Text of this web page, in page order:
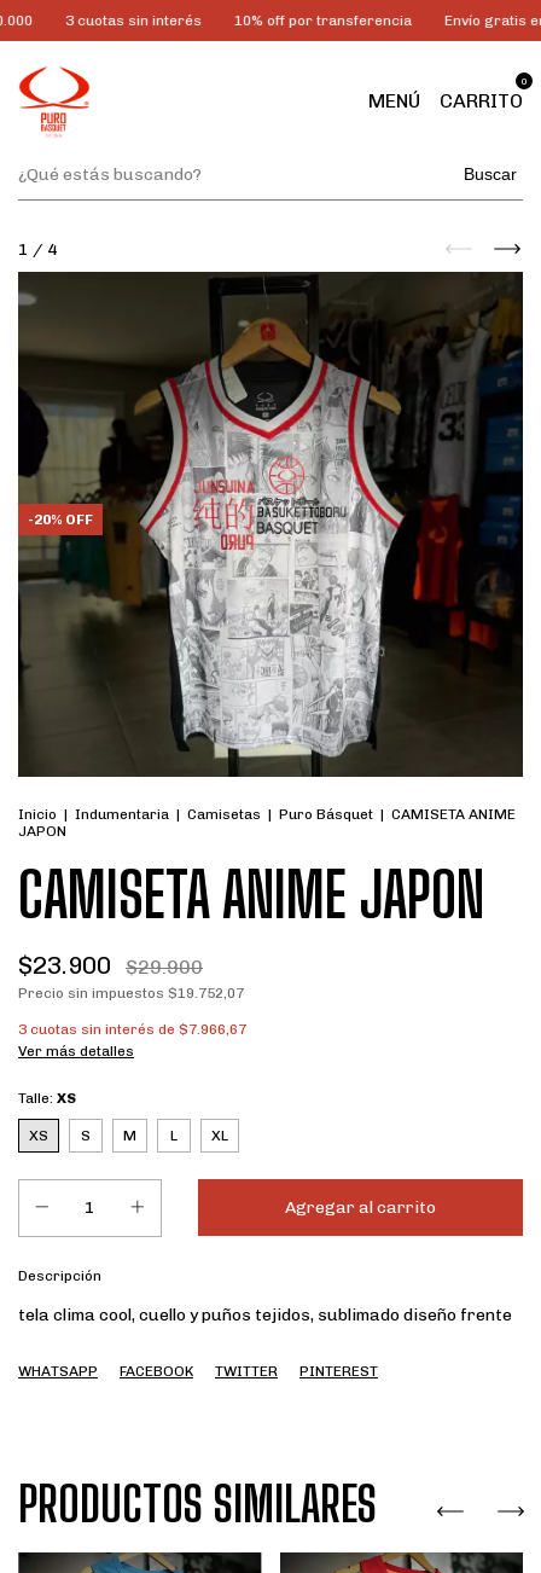
3 cuotas sin interés 10% off por transferencia Envío gratis en
MENÚ CARRITO
0
Buscar
1 / 4
-20% OFF
Inicio | Indumentaria | Camisetas | Puro Básquet | CAMISETA ANIME
JAPON
CAMISETA ANIME JAPON
$23.900 $29.900
Precio sin impuestos $19.752,07
3 cuotas sin interés de $7.966,67
Ver más detalles
Talle: XS
XS S M L XL
Descripción
tela clima cool, cuello y puños tejidos, sublimado diseño frente
WHATSAPP FACEBOOK TWITTER PINTEREST
PRODUCTOS SIMILARES